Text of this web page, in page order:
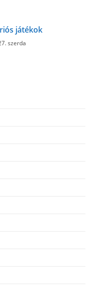
játékok
szerda